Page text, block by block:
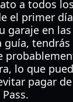
a todos
el primer
garaje en
guía,
lo que
pagar